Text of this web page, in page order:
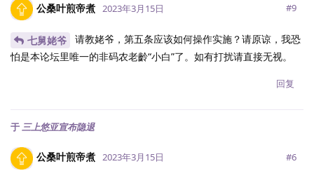
公桑叶煎帝煮 2023年3月15日 #9
七舅姥爷
请教姥爷，第五条应该如何操作实施？请原谅，我恐
怕是本论坛里唯一的非码农老齡“小白”了。如有打扰请直接无视。
回复
于 三上悠亚宣布隐退
公桑叶煎帝煮 2023年3月15日 #6